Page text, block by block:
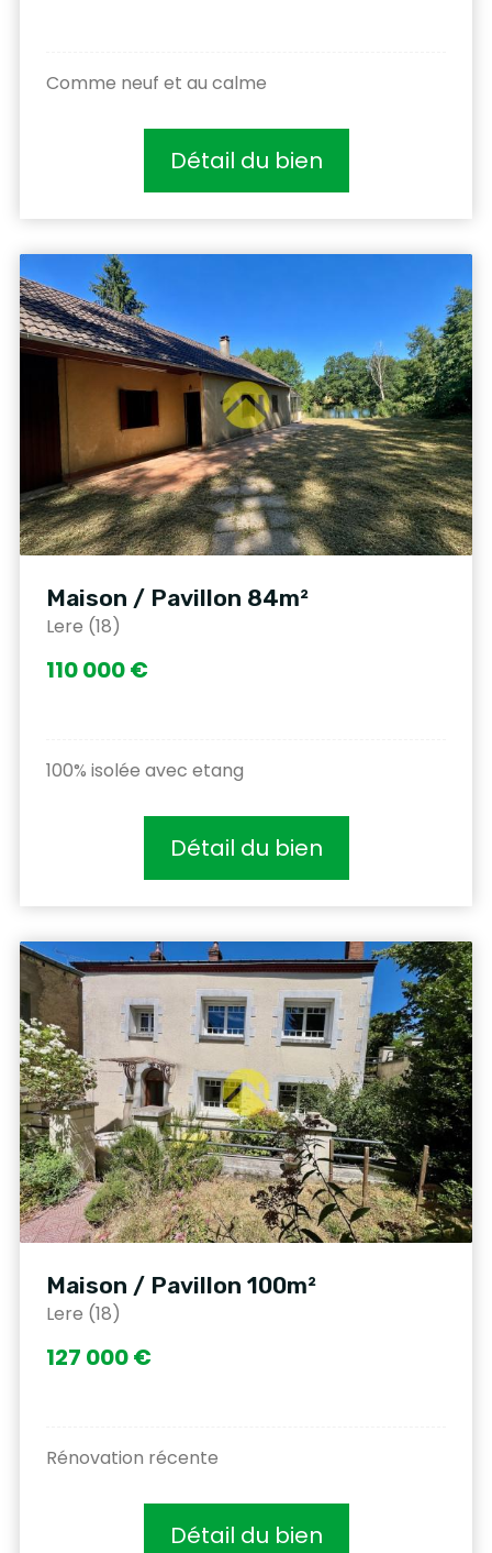
Comme neuf et au calme
Détail du bien
Maison / Pavillon 84m²
Lere (18)
110 000 €
100% isolée avec etang
Détail du bien
Maison / Pavillon 100m²
Lere (18)
127 000 €
Rénovation récente
Détail du bien